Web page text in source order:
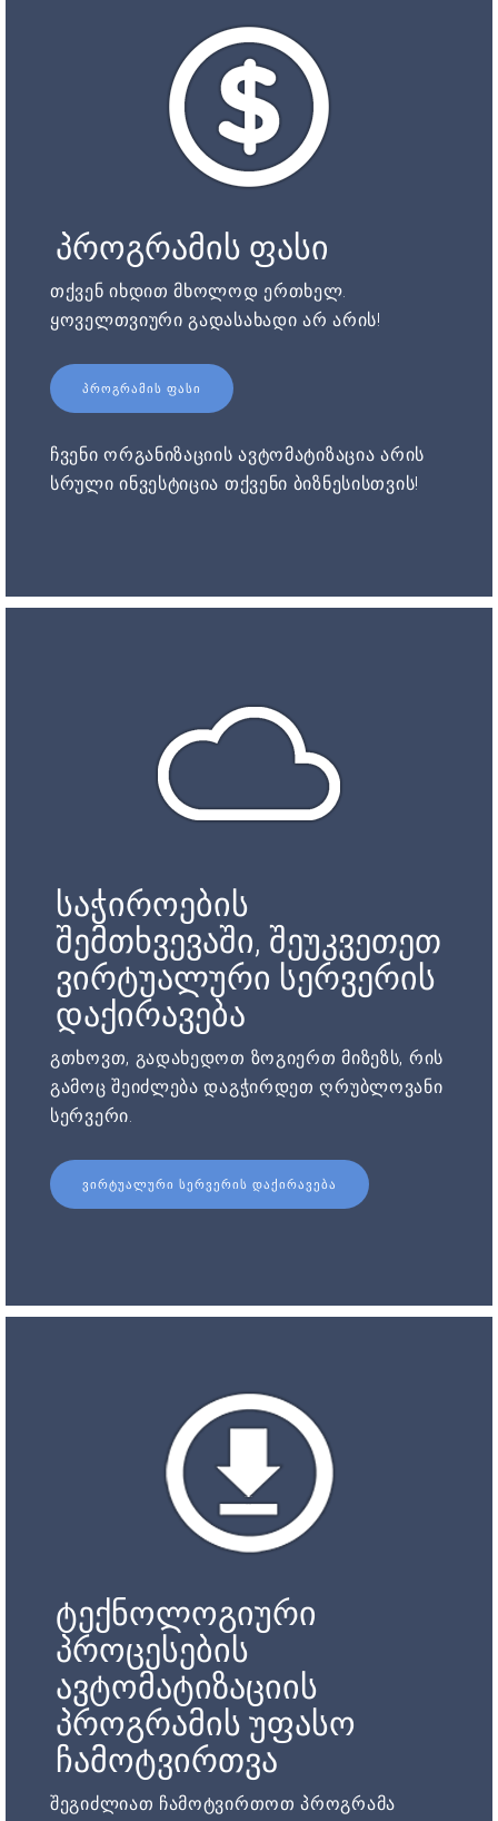
პროგრამის ფასი
თქვენ იხდით მხოლოდ ერთხელ.
ყოველთვიური გადასახადი არ არის!
ᲞᲠᲝᲒᲠᲐᲛᲘᲡ ᲤᲐᲡᲘ
ჩვენი ორგანიზაციის ავტომატიზაცია არის
სრული ინვესტიცია თქვენი ბიზნესისთვის!
საჭიროების
შემთხვევაში, შეუკვეთეთ
ვირტუალური სერვერის
დაქირავება
გთხოვთ, გადახედოთ ზოგიერთ მიზეზს, რის
გამოც შეიძლება დაგჭირდეთ ღრუბლოვანი
სერვერი.
ᲕᲘᲠᲢᲣᲐᲚᲣᲠᲘ ᲡᲔᲠᲕᲔᲠᲘᲡ ᲓᲐᲥᲘᲠᲐᲕᲔᲑᲐ
ტექნოლოგიური
პროცესების
ავტომატიზაციის
პროგრამის უფასო
ჩამოტვირთვა
შეგიძლიათ ჩამოტვირთოთ პროგრამა